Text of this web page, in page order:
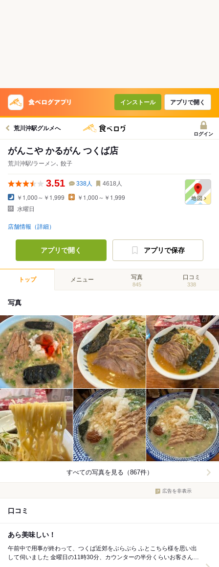
インストール アプリで開く
荒川沖駅グルメへ
ログイン
がんこや かるがん つくば店
荒川沖駅/ラーメン､ 餃子
3.51 338人 4618 人
￥1,000～￥1,999
￥1,000～￥1,999
水曜日
店舗情報（詳細）
アプリで開く アプリで保存
トップ メニュー 写真
845
口コミ
338
写真
すべての写真を見る（867件）
広告を非表示
口コミ
あら美味しい！
午前中で用事が終わって、つくば近郊をぶらぶら ふとこちら様を思い出
して伺いました 金曜日の11時30分、カウンターの半分くらいお客さんが